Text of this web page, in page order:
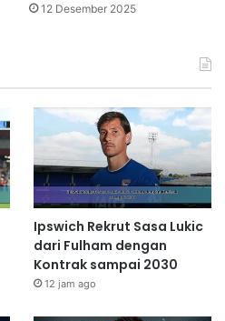
12 Desember 2025
Ipswich Rekrut Sasa Lukic
dari Fulham dengan
Kontrak sampai 2030
12 jam ago